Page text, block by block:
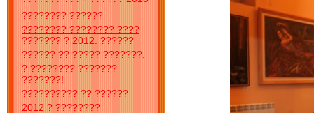
???????? ??????
???????? ???????? ????
??????? ? 2012. ??????
?????? ?? ????? ???????,
? ???????? ???????
???????!
?????????? ?? ??????
2012 ? ????????